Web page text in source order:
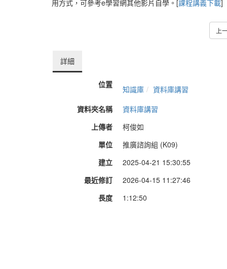
用方式，可參考e學習網其他影片自學。[課程講義下載]
上
詳細
位置 知識庫
資料庫講習
資料夾名稱
資料庫講習
上傳者
柯俊如
單位
推廣諮詢組 (K09)
建立
2025-04-21 15:30:55
最近修訂
2026-04-15 11:27:46
長度
1:12:50